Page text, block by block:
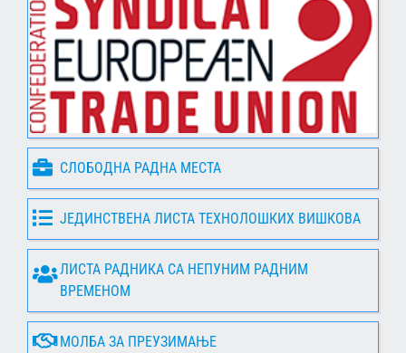
СЛОБОДНА РАДНА МЕСТА
ЈЕДИНСТВЕНА ЛИСТА ТЕХНОЛОШКИХ ВИШКОВА
ЛИСТА РАДНИКА СА НЕПУНИМ РАДНИМ
ВРЕМЕНОМ
МОЛБА ЗА ПРЕУЗИМАЊЕ